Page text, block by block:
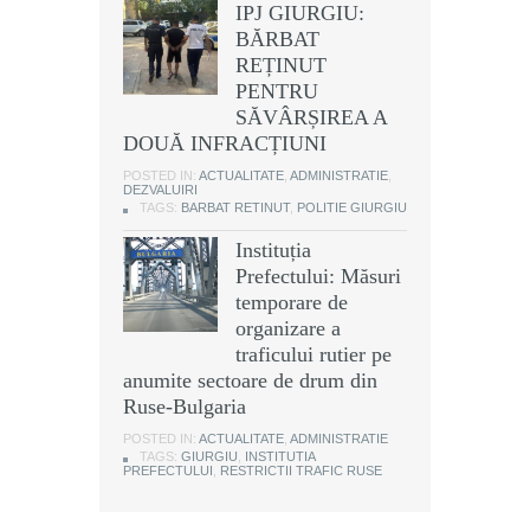
IPJ GIURGIU:
BĂRBAT
REȚINUT
PENTRU
SĂVÂRȘIREA A
DOUĂ INFRACȚIUNI
POSTED IN: ACTUALITATE ADMINISTRATIE
DEZVALUIRI
TAGS: BARBAT RETINUT, POLITIE GIURGIU
Instituția
Prefectului: Măsuri
temporare de
organizare a
traficului rutier pe
anumite sectoare de drum din
Ruse-Bulgaria
POSTED IN: ACTUALITATE ADMINISTRATIE
TAGS: GIURGIU
INSTITUTIA
PREFECTULUI
RESTRICTII TRAFIC RUSE